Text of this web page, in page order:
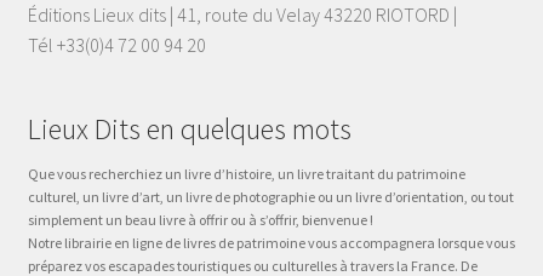
Éditions Lieux dits | 41, route du Velay 43220 RIOTORD |
Tél +33(0)4 72 00 94 20
Lieux Dits en quelques mots
Que vous recherchiez un livre d’histoire, un livre traitant du patrimoine
culturel, un livre d’art, un livre de photographie ou un livre d’orientation, ou tout
simplement un beau livre à offrir ou à s’offrir, bienvenue !
Notre librairie en ligne de livres de patrimoine vous accompagnera lorsque vous
préparez vos escapades touristiques ou culturelles à travers la France. De